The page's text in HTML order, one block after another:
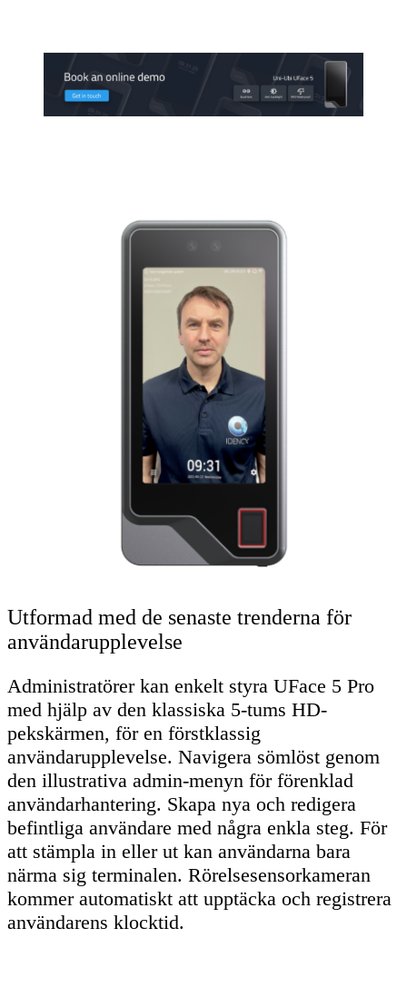
Utformad med de senaste trenderna för
användarupplevelse
Administratörer kan enkelt styra UFace 5 Pro
med hjälp av den klassiska 5-tums HD-
pekskärmen, för en förstklassig
användarupplevelse. Navigera sömlöst genom
den illustrativa admin-menyn för förenklad
användarhantering. Skapa nya och redigera
befintliga användare med några enkla steg. För
att stämpla in eller ut kan användarna bara
närma sig terminalen. Rörelsesensorkameran
kommer automatiskt att upptäcka och registrera
användarens klocktid.